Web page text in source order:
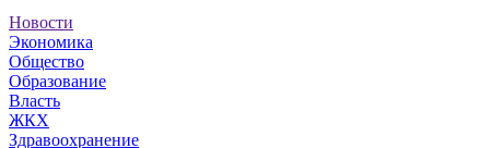
Новости
Экономика
Общество
Образование
Власть
ЖКХ
Здравоохранение